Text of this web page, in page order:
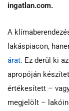
ingatlan.com.
A
lakáspiacon,
árat. Ez derül ki
apropóján
értékesített –
megjelölt –